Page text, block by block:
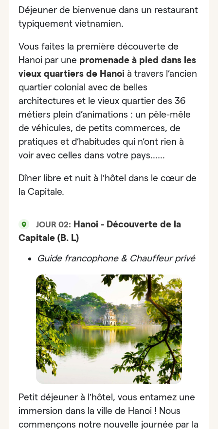
Déjeuner de bienvenue dans un restaurant
typiquement vietnamien.
Vous faites la première découverte de
Hanoi par une promenade à pied dans les
vieux quartiers de Hanoi à travers l’ancien
quartier colonial avec de belles
architectures et le vieux quartier des 36
métiers plein d’animations : un pêle-mêle
de véhicules, de petits commerces, de
pratiques et d’habitudes qui n’ont rien à
voir avec celles dans votre pays……
Dîner libre et nuit à l’hôtel dans le cœur de
la Capitale.
JOUR 02: Hanoi - Découverte de la
Capitale (B. L)
Guide francophone & Chauffeur privé
Petit déjeuner à l’hôtel, vous entamez une
immersion dans la ville de Hanoi ! Nous
commençons notre nouvelle journée par la